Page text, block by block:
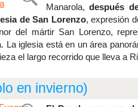
Manarola,después
de San Lorenzo, expresión
del mártir San Lorenzo,
La iglesia está en un área
el largo recorrido que lleva a
en invierno)